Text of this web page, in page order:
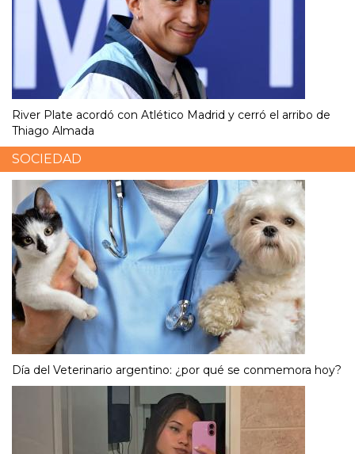
River Plate acordó con Atlético Madrid y cerró el arribo de
Thiago Almada
SOCIEDAD
Día del Veterinario argentino: ¿por qué se conmemora hoy?